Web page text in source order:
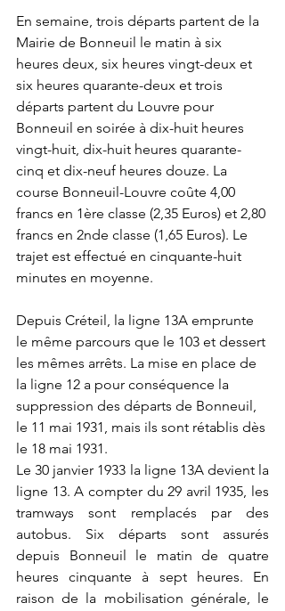
En semaine, trois départs partent de la
Mairie de Bonneuil le matin à six
heures deux, six heures vingt-deux et
six heures quarante-deux et trois
départs partent du Louvre pour
Bonneuil en soirée à dix-huit heures
vingt-huit, dix-huit heures quarante-
cinq et dix-neuf heures douze. La
course Bonneuil-Louvre coûte 4,00
francs en 1ère classe (2,35 Euros) et 2,80
francs en 2nde classe (1,65 Euros). Le
trajet est effectué en cinquante-huit
minutes en moyenne.
Depuis Créteil, la ligne 13A emprunte
le même parcours que le 103 et dessert
les mêmes arrêts. La mise en place de
la ligne 12 a pour conséquence la
suppression des départs de Bonneuil,
le 11 mai 1931, mais ils sont rétablis dès
le 18 mai 1931.
Le 30 janvier 1933 la ligne 13A devient la
ligne 13. A compter du 29 avril 1935, les
tramways sont remplacés par des
autobus. Six départs sont assurés
depuis Bonneuil le matin de quatre
heures cinquante à sept heures. En
raison de la mobilisation générale, le